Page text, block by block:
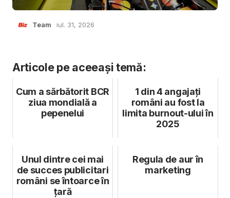
Team iul. 31, 2026
Articole pe aceeași temă:
Cum a sărbătorit BCR
ziua mondială a
pepenelui
1 din 4 angajați
români au fost la
limita burnout-ului în
2025
Unul dintre cei mai
de succes publicitari
români se întoarce în
țară
Regula de aur în
marketing